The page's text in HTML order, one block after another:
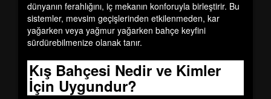
dünyanın ferahlığını, iç mekanın konforuyla birleştirir. Bu
sistemler, mevsim geçişlerinden etkilenmeden, kar
yağarken veya yağmur yağarken bahçe keyfini
sürdürebilmenize olanak tanır.
Kış Bahçesi Nedir ve Kimler
İçin Uygundur?